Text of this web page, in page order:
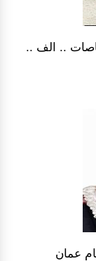
.. الف ..
عمان